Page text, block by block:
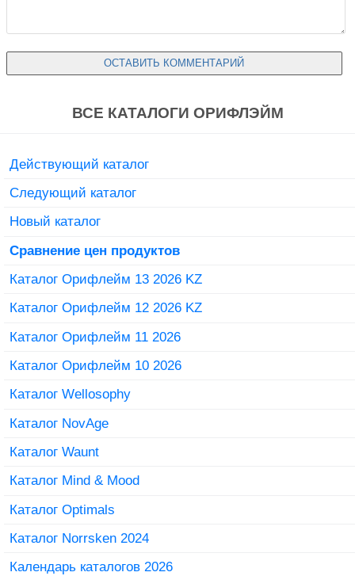
ВСЕ КАТАЛОГИ ОРИФЛЭЙМ
Действующий каталог
Следующий каталог
Новый каталог
Сравнение цен продуктов
Каталог Орифлейм 13 2026 KZ
Каталог Орифлейм 12 2026 KZ
Каталог Орифлейм 11 2026
Каталог Орифлейм 10 2026
Каталог Wellosophy
Каталог NovAge
Каталог Waunt
Каталог Mind & Mood
Каталог Optimals
Каталог Norrsken 2024
Календарь каталогов 2026